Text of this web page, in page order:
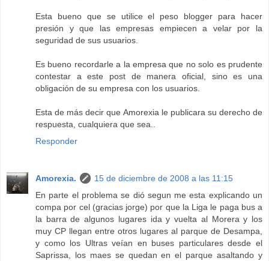
Esta bueno que se utilice el peso blogger para hacer
presión y que las empresas empiecen a velar por la
seguridad de sus usuarios.
Es bueno recordarle a la empresa que no solo es prudente
contestar a este post de manera oficial, sino es una
obligación de su empresa con los usuarios.
Esta de más decir que Amorexia le publicara su derecho de
respuesta, cualquiera que sea..
Responder
Amorexia.
15 de diciembre de 2008 a las 11:15
En parte el problema se dió segun me esta explicando un
compa por cel (gracias jorge) por que la Liga le paga bus a
la barra de algunos lugares ida y vuelta al Morera y los
muy CP llegan entre otros lugares al parque de Desampa,
y como los Ultras veían en buses particulares desde el
Saprissa, los maes se quedan en el parque asaltando y